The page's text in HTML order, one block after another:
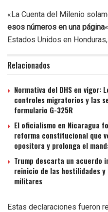
«La Cuenta del Milenio
esos números en una página
Estados Unidos en
Relacionados
Normativa del DHS en vigor:
controles migratorios y las
formulario G-325R
El oficialismo en Nicaragua
reforma constitucional que
opositora y prolonga el
Trump descarta un acuerdo
reinicio de las hostilidades
militares
Estas declaraciones fueron